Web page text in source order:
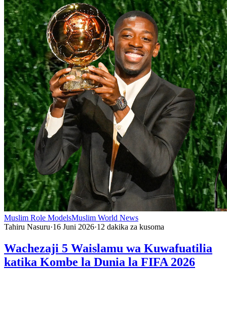
Muslim Role ModelsMuslim World News
Tahiru Nasuru·16 Juni 2026·12 dakika za kusoma
Wachezaji 5 Waislamu wa Kuwafuatilia
katika Kombe la Dunia la FIFA 2026